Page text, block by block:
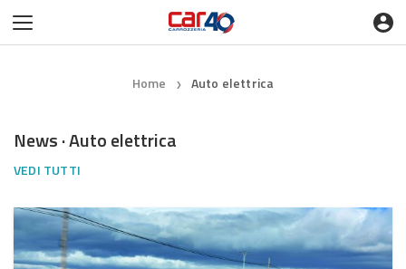
Home ❯ Auto elettrica
News · Auto elettrica
VEDI TUTTI